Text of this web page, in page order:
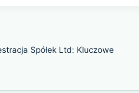
Spółek Ltd: Kluczowe